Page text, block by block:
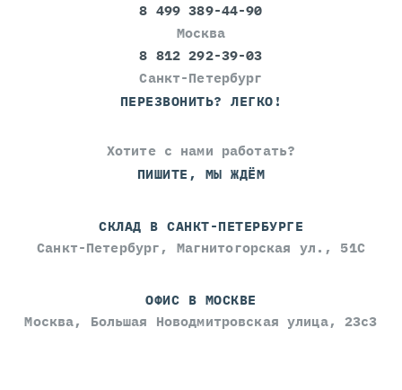
8 499 389-44-90
Москва
8 812 292-39-03
Санкт-Петербург
ПЕРЕЗВОНИТЬ? ЛЕГКО!
Хотите с нами работать?
ПИШИТЕ, МЫ ЖДЁМ
СКЛАД В САНКТ-ПЕТЕРБУРГЕ
Санкт-Петербург, Магнитогорская ул., 51С
ОФИС В МОСКВЕ
Москва, Большая Новодмитровская улица, 23с3